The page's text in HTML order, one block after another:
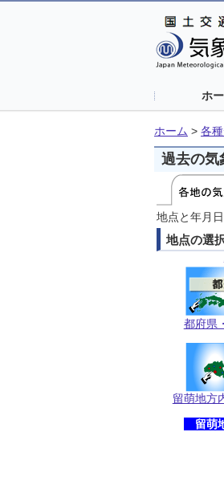
ホ
ホーム > 各
過去の気
地点と年月
地点の選
都府県
留萌地方
留萌